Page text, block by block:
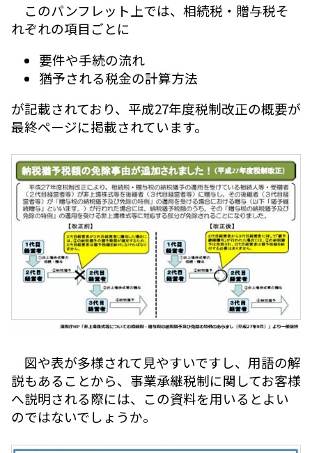
このパンフレット上では、相続税・贈与税そ
れぞれの項目ごとに
要件や手続の流れ
猶予される税金の計算方法
が記載されており、平成27年度税制改正の概要が
最終ページに掲載されています。
図や表が多様されて見やすいですし、用語の解
説もあることから、事業承継税制に関してお客様
へ説明される際には、この資料を用いるとよい
のではないでしょうか。